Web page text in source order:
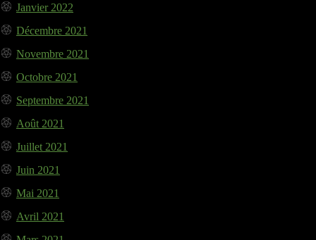
Janvier 2022
Décembre 2021
Novembre 2021
Octobre 2021
Septembre 2021
Août 2021
Juillet 2021
Juin 2021
Mai 2021
Avril 2021